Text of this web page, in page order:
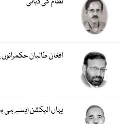
افغان طالبان
یہاں الیکشن ایسے ہی